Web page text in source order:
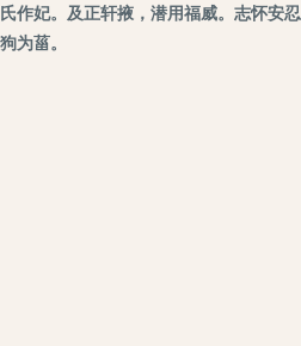
作妃。及正轩掖，潜用福威。志怀
为菑。